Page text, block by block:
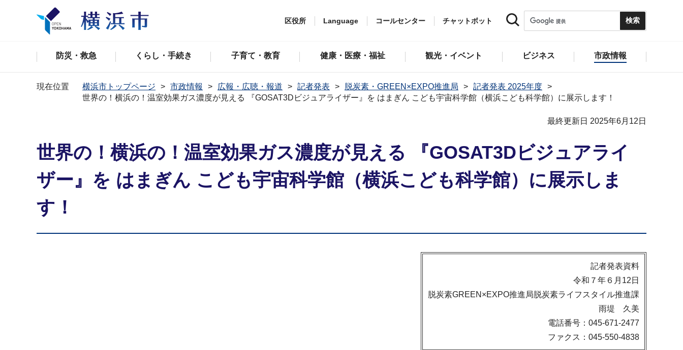
区役所 Language コールセンター チャットボット
防災・救急 くらし・手続き 子育て・教育 健康・医療・福祉 観光・イベント ビジネス 市政情報
現在位置 横浜市トップページ 市政情報 広報・広聴・報道 記者発表 脱炭素・GREEN×EXPO推進局
記者発表 2025年度
世界の！横浜の！温室効果ガス濃度が見える 『GOSAT3Dビジュアライザー』を はまぎん こども宇宙科学館（横浜こども科学館）に展示します！
最終更新日 2025年6月12日
世界の！横浜の！温室効果ガス濃度が見える 『GOSAT3Dビジュアライ
ザー』を はまぎん こども宇宙科学館（横浜こども科学館）に展示しま
す！
記者発表資料
令和７年６月12日
脱炭素GREEN×EXPO推進局脱炭素ライフスタイル推進課
雨堤 久美
電話番号：045-671-2477
ファクス：045-550-4838